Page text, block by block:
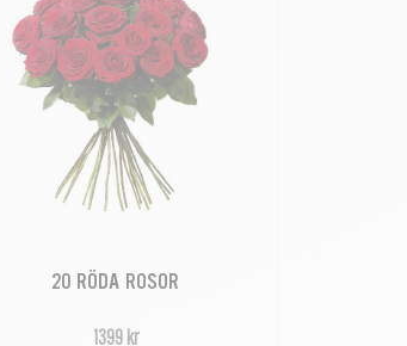
20 RÖDA ROSOR
1399 kr